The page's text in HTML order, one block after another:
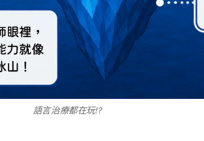
語言治療都在玩!?